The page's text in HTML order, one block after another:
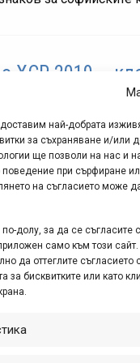
най-добрата
за съхраняване и/или
ще позволи на нас и
при сърфиране
на съгласието може
долу, за да се съгласите
само към този
да оттеглите
за бисквитките или като
XCR 2019 –
дали някога е
- за мен лично
от
в памет
никъде
01, 2019 at 06:44.
че е лято и повечето